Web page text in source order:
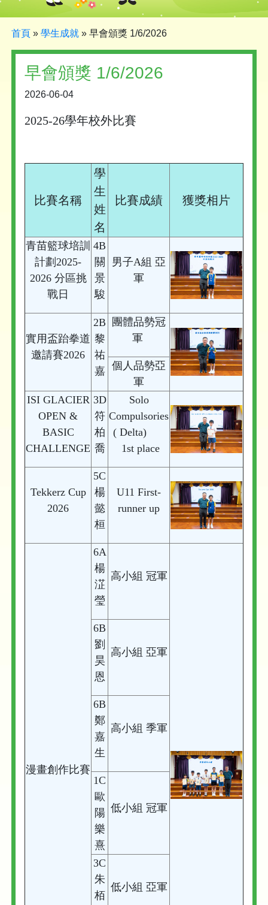
首頁 » 學生成就 » 早會頒獎 1/6/2026
早會頒獎 1/6/2026
2026-06-04
2025-26學年校外比賽
比賽名稱
學
生
姓
名
比賽成績 獲獎相片
青苗籃球培訓
計劃2025-
2026 分區挑
戰日
4B
關
景
駿
男子A組 亞
軍
實用盃跆拳道
邀請賽2026
2B
黎
祐
嘉
團體品勢冠
軍
個人品勢亞
軍
ISI GLACIER
OPEN &
BASIC
CHALLENGE
3D
符
柏
喬
Solo
Compulsories
( Delta)
1st place
Tekkerz Cup
2026
5C
楊
懿
桓
U11 First-
runner up
漫畫創作比賽
6A
楊
淽
瑩
高小組 冠軍
6B
劉
昊
恩
高小組 亞軍
6B
鄭
嘉
生
高小組 季軍
1C
歐
陽
樂
熹
低小組 冠軍
3C
朱
栢
低小組 亞軍